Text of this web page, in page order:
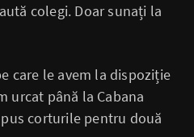
colegi. Doar sunați la
care le avem la dispoziție
urcat până la Cabana
corturile pentru două